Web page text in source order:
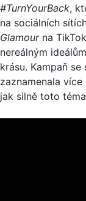
#TurnYourBack,
na sociálních
Glamourna
nereálným
krásu. Kampaň
zaznamenala
jak silně toto